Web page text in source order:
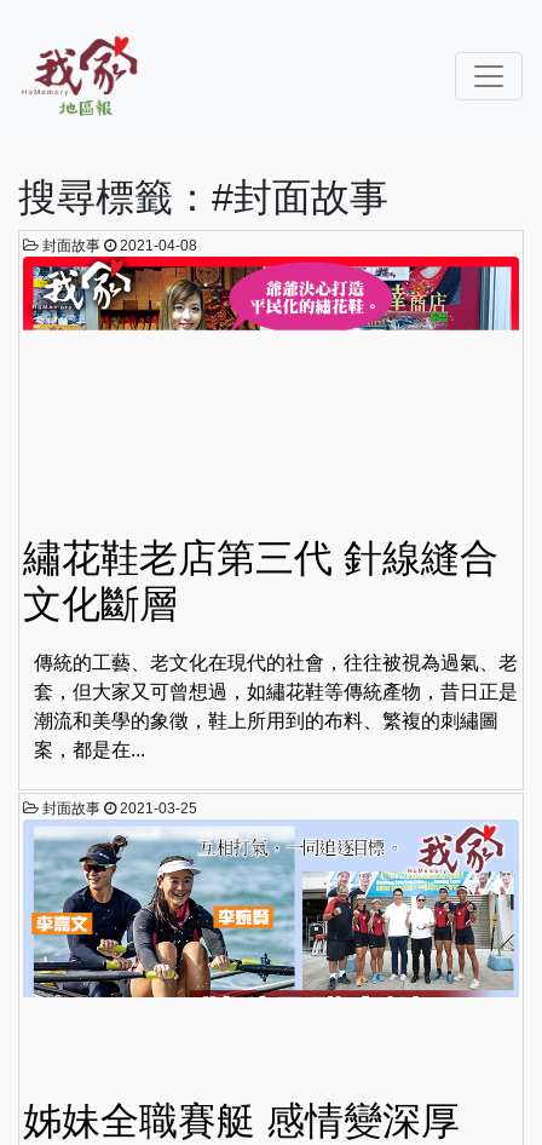
搜尋標籤：#封面故事
封面故事 2021-04-08
繡花鞋老店第三代 針線縫合
文化斷層
傳統的工藝、老文化在現代的社會，往往被視為過氣、老
套，但大家又可曾想過，如繡花鞋等傳統產物，昔日正是
潮流和美學的象徵，鞋上所用到的布料、繁複的刺繡圖
案，都是在...
封面故事 2021-03-25
姊妹全職賽艇 感情變深厚